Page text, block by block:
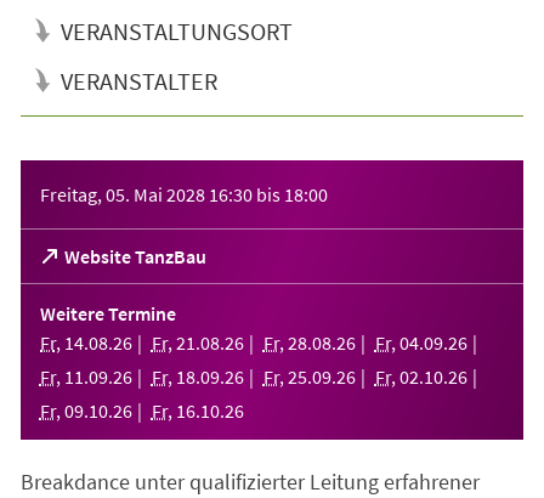
VERANSTALTUNGSORT
VERANSTALTER
Freitag, 05. Mai 2028 16:30 bis 18:00
Website TanzBau
(Öffnet
in
einem
neuen
Tab)
Weitere Termine
Fr, 14.08.26 Fr, 21 .08.26 Fr, 28.08.26 Fr, 04.09.26
Fr, 11 .09.26 Fr, 18.09.26 Fr, 25.09.26 Fr, 02.10.26
Fr, 09.10.26 Fr, 16.10.26
Breakdance unter qualifizierter Leitung erfahrener